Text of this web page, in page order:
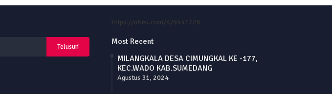
https://otieu.com/4/9441726
Most Recent
MILANGKALA DESA CIMUNGKAL KE -177,
KEC.WADO KAB.SUMEDANG
Agustus 31, 2024